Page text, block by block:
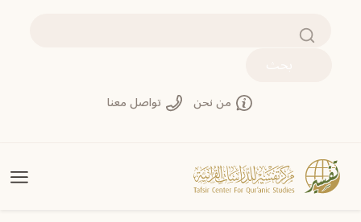
بحث
من نحن تواصل معنا